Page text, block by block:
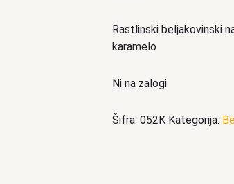
Rastlinski beljakovinski
karamelo
Ni na zalogi
Šifra: 052K Kategorija: